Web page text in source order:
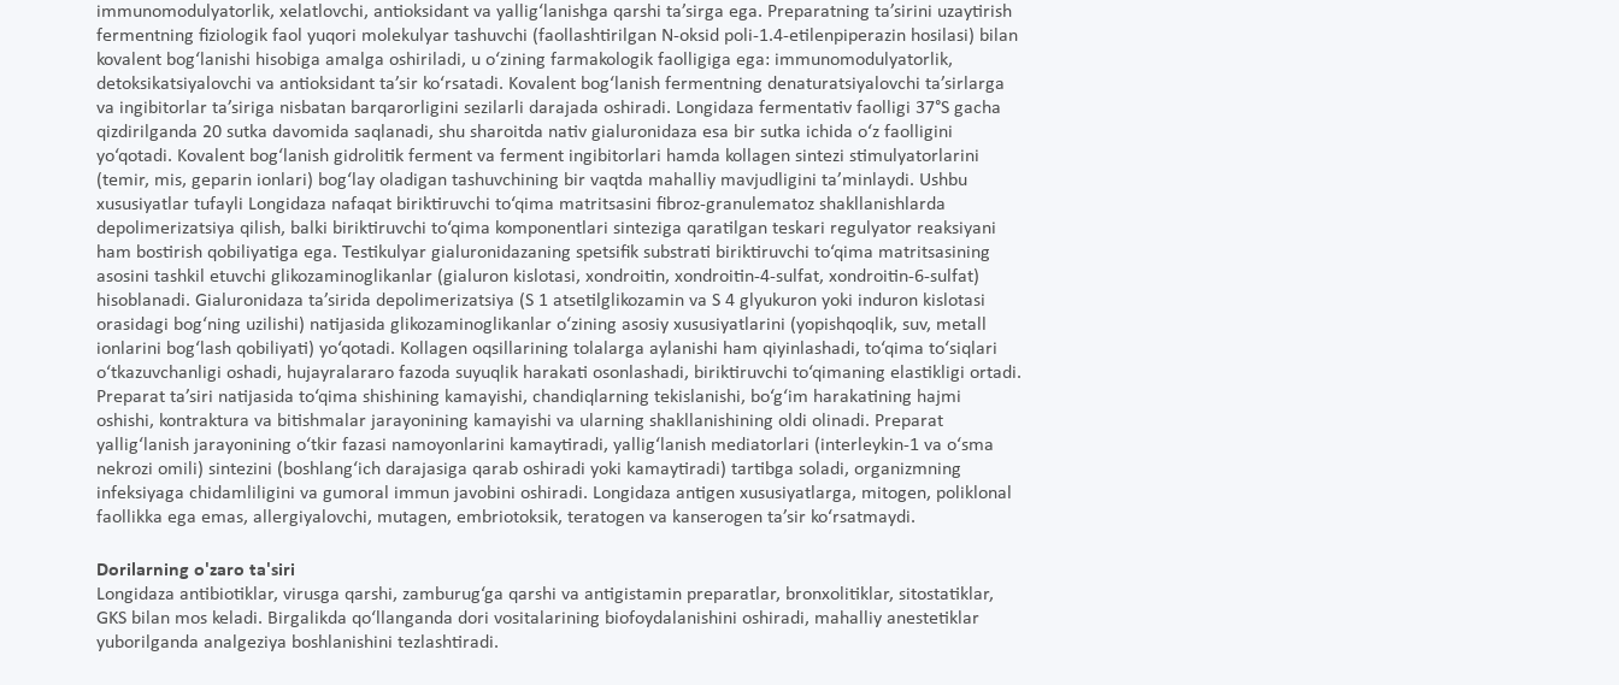
immunomodulyatorlik, xelatlovchi, antioksidant va yallig‘lanishga qarshi ta’sirga ega. Preparatning ta’sirini uzaytirish
fermentning fiziologik faol yuqori molekulyar tashuvchi (faollashtirilgan N-oksid poli-1.4-etilenpiperazin hosilasi) bilan
kovalent bog‘lanishi hisobiga amalga oshiriladi, u o‘zining farmakologik faolligiga ega: immunomodulyatorlik,
detoksikatsiyalovchi va antioksidant ta’sir ko‘rsatadi. Kovalent bog‘lanish fermentning denaturatsiyalovchi ta’sirlarga
va ingibitorlar ta’siriga nisbatan barqarorligini sezilarli darajada oshiradi. Longidaza fermentativ faolligi 37°S gacha
qizdirilganda 20 sutka davomida saqlanadi, shu sharoitda nativ gialuronidaza esa bir sutka ichida o‘z faolligini
yo‘qotadi. Kovalent bog‘lanish gidrolitik ferment va ferment ingibitorlari hamda kollagen sintezi stimulyatorlarini
(temir, mis, geparin ionlari) bog‘lay oladigan tashuvchining bir vaqtda mahalliy mavjudligini ta’minlaydi. Ushbu
xususiyatlar tufayli Longidaza nafaqat biriktiruvchi to‘qima matritsasini fibroz-granulematoz shakllanishlarda
depolimerizatsiya qilish, balki biriktiruvchi to‘qima komponentlari sinteziga qaratilgan teskari regulyator reaksiyani
ham bostirish qobiliyatiga ega. Testikulyar gialuronidazaning spetsifik substrati biriktiruvchi to‘qima matritsasining
asosini tashkil etuvchi glikozaminoglikanlar (gialuron kislotasi, xondroitin, xondroitin-4-sulfat, xondroitin-6-sulfat)
hisoblanadi. Gialuronidaza ta’sirida depolimerizatsiya (S 1 atsetilglikozamin va S 4 glyukuron yoki induron kislotasi
orasidagi bog‘ning uzilishi) natijasida glikozaminoglikanlar o‘zining asosiy xususiyatlarini (yopishqoqlik, suv, metall
ionlarini bog‘lash qobiliyati) yo‘qotadi. Kollagen oqsillarining tolalarga aylanishi ham qiyinlashadi, to‘qima to‘siqlari
o‘tkazuvchanligi oshadi, hujayralararo fazoda suyuqlik harakati osonlashadi, biriktiruvchi to‘qimaning elastikligi ortadi.
Preparat ta’siri natijasida to‘qima shishining kamayishi, chandiqlarning tekislanishi, bo‘g‘im harakatining hajmi
oshishi, kontraktura va bitishmalar jarayonining kamayishi va ularning shakllanishining oldi olinadi. Preparat
yallig‘lanish jarayonining o‘tkir fazasi namoyonlarini kamaytiradi, yallig‘lanish mediatorlari (interleykin-1 va o‘sma
nekrozi omili) sintezini (boshlang‘ich darajasiga qarab oshiradi yoki kamaytiradi) tartibga soladi, organizmning
infeksiyaga chidamliligini va gumoral immun javobini oshiradi. Longidaza antigen xususiyatlarga, mitogen, poliklonal
faollikka ega emas, allergiyalovchi, mutagen, embriotoksik, teratogen va kanserogen ta’sir ko‘rsatmaydi.
Dorilarning o'zaro ta'siri
Longidaza antibiotiklar, virusga qarshi, zamburug‘ga qarshi va antigistamin preparatlar, bronxolitiklar, sitostatiklar,
GKS bilan mos keladi. Birgalikda qo‘llanganda dori vositalarining biofoydalanishini oshiradi, mahalliy anestetiklar
yuborilganda analgeziya boshlanishini tezlashtiradi.